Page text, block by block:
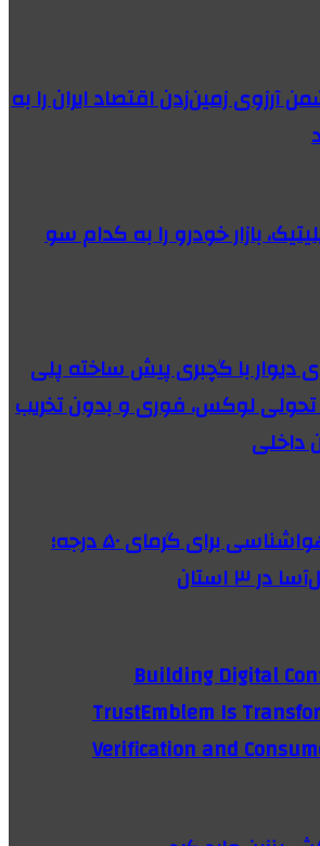
آرزوی زمین‌زدن اقتصاد ایران را به
بازار خودرو را به کدام سو
دیوار با گچبری پیش ساخته پلی
تحولی لوکس، فوری و بدون تخریب
داخلی
هشدار قرمز هواشناسی برای گرمای ۵۰ درجه؛
۳ استان
Building Digital
TrustEmblem Is
Verification and